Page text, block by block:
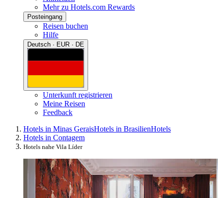
Mehr zu Hotels.com Rewards
Posteingang
Reisen buchen
Hilfe
Deutsch · EUR · DE
Unterkunft registrieren
Meine Reisen
Feedback
Hotels in Minas GeraisHotels in BrasilienHotels
Hotels in Contagem
Hotels nahe Vila Líder